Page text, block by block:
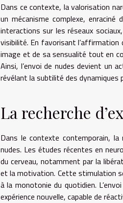
Dans ce contexte, la valorisation
un mécanisme complexe,
interactions sur les réseaux
visibilité. En favorisant l’affirmation
image et de sa sensualité tout en
Ainsi, l’envoi de nudes devient un
révélant la subtilité des dynamiques
La recherche
Dans le contexte contemporain, la
nudes. Les études récentes en
du cerveau, notamment par la
et la motivation. Cette stimulation
à la monotonie du quotidien.
expérience nouvelle, capable de